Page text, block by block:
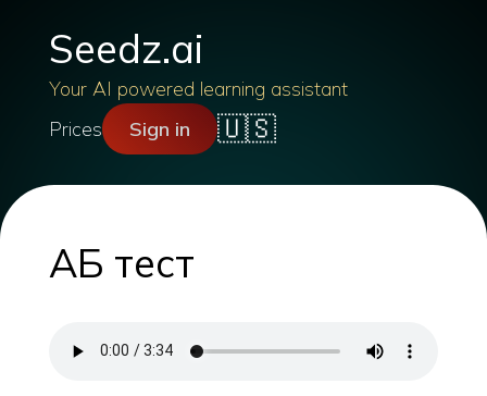
Seedz.ai
Your AI powered learning assistant
Prices
Sign in 🇺🇸
АБ тест